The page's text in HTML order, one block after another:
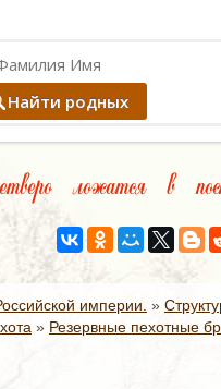
Найти родных
ложатся в
империи. »
» Резервные пехотные